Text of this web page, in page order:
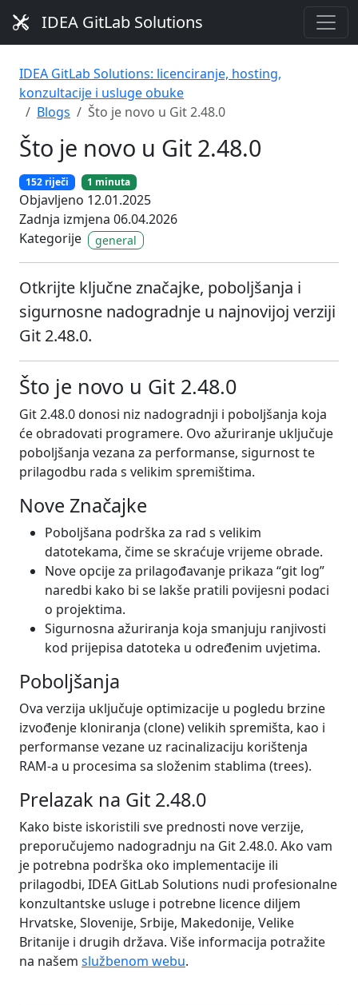
IDEA GitLab Solutions
IDEA GitLab Solutions: licenciranje, hosting,
konzultacije i usluge obuke
Blogs
Što je novo u Git 2.48.0
Što je novo u Git 2.48.0
152 riječi 1 minuta
Objavljeno 12.01.2025
Zadnja izmjena 06.04.2026
Kategorije
general
Otkrijte ključne značajke, poboljšanja i
sigurnosne nadogradnje u najnovijoj verziji
Git 2.48.0.
Što je novo u Git 2.48.0
Git 2.48.0 donosi niz nadogradnji i poboljšanja koja
će obradovati programere. Ovo ažuriranje uključuje
poboljšanja vezana za performanse, sigurnost te
prilagodbu rada s velikim spremištima.
Nove Značajke
Poboljšana podrška za rad s velikim
datotekama, čime se skraćuje vrijeme obrade.
Nove opcije za prilagođavanje prikaza “git log”
naredbi kako bi se lakše pratili povijesni podaci
o projektima.
Sigurnosna ažuriranja koja smanjuju ranjivosti
kod prijepisa datoteka u određenim uvjetima.
Poboljšanja
Ova verzija uključuje optimizacije u pogledu brzine
izvođenje kloniranja (clone) velikih spremišta, kao i
performanse vezane uz racinalizaciju korištenja
RAM-a u procesima sa složenim stablima (trees).
Prelazak na Git 2.48.0
Kako biste iskoristili sve prednosti nove verzije,
preporučujemo nadogradnju na Git 2.48.0. Ako vam
je potrebna podrška oko implementacije ili
prilagodbi, IDEA GitLab Solutions nudi profesionalne
konzultantske usluge i potrebne licence diljem
Hrvatske, Slovenije, Srbije, Makedonije, Velike
Britanije i drugih država. Više informacija potražite
na našem službenom webu.